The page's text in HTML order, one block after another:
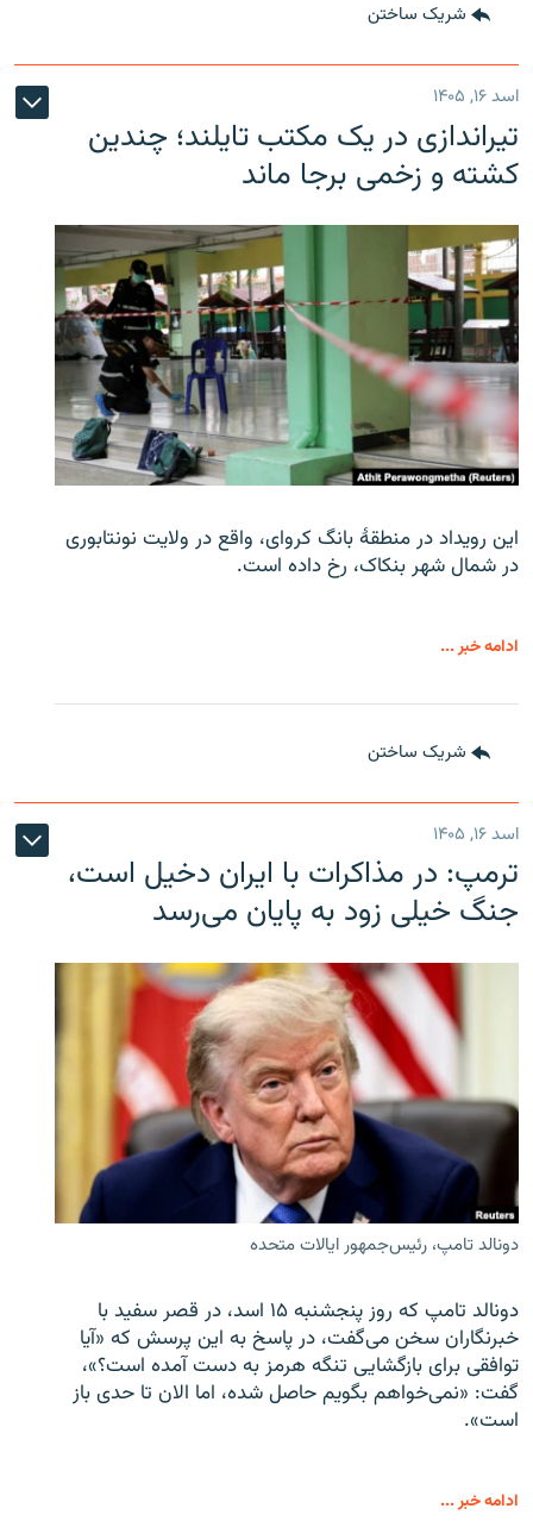
شریک ساختن
اسد ۱۶, ۱۴۰۵
تیراندازی در یک مکتب تایلند؛ چندین
کشته و زخمی برجا ماند
این رویداد در منطقۀ بانگ کروای، واقع در ولایت نونتابوری
در شمال شهر بنکاک، رخ داده است.
ادامه خبر ...
شریک ساختن
اسد ۱۶, ۱۴۰۵
ترمپ: در مذاکرات با ایران دخیل است،
جنگ خیلی زود به پایان می‌رسد
دونالد تامپ، رئیس‌جمهور ایالات متحده
دونالد تامپ که روز پنجشنبه ۱۵ اسد، در قصر سفید با
خبرنگاران سخن می‌گفت، در پاسخ به این پرسش که «آیا
توافقی برای بازگشایی تنگه هرمز به دست آمده است؟»،
گفت: «نمی‌خواهم بگویم حاصل شده، اما الان تا حدی باز
است».
ادامه خبر ...